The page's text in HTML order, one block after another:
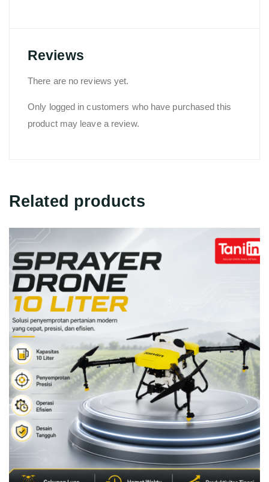
Reviews
There are no reviews yet.
Only logged in customers who have purchased this
product may leave a review.
Related products